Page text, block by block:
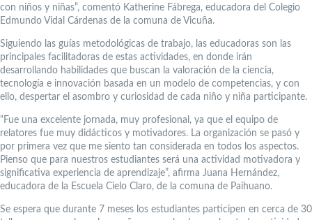
con niños y niñas”, comentó Katherine Fábrega, educadora del Colegio
Edmundo Vidal Cárdenas de la comuna de Vicuña.
Siguiendo las guías metodológicas de trabajo, las educadoras son las
principales facilitadoras de estas actividades, en donde irán
desarrollando habilidades que buscan la valoración de la ciencia,
tecnología e innovación basada en un modelo de competencias, y con
ello, despertar el asombro y curiosidad de cada niño y niña participante.
“Fue una excelente jornada, muy profesional, ya que el equipo de
relatores fue muy didácticos y motivadores. La organización se pasó y
por primera vez que me siento tan considerada en todos los aspectos.
Pienso que para nuestros estudiantes será una actividad motivadora y
significativa experiencia de aprendizaje”, afirma Juana Hernández,
educadora de la Escuela Cielo Claro, de la comuna de Paihuano.
Se espera que durante 7 meses los estudiantes participen en cerca de 30